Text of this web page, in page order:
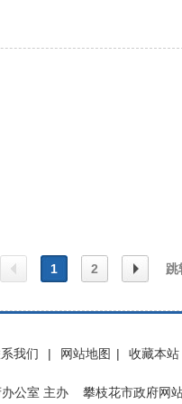
页
1 2
页
跳
我们 | 网站地图 | 收藏本站
办公室 主办 攀枝花市政府网